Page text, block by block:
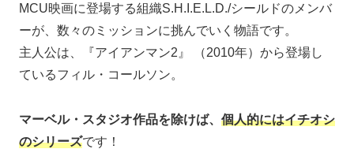
MCU映画に登場する組織S.H.I.E.L.D./シールドのメンバ
ーが、数々のミッションに挑んでいく物語です。
主人公は、『アイアンマン2』 （2010年）から登場し
ているフィル・コールソン。
マーベル・スタジオ作品を除けば、 個人的にはイチオシ
のシリーズです！